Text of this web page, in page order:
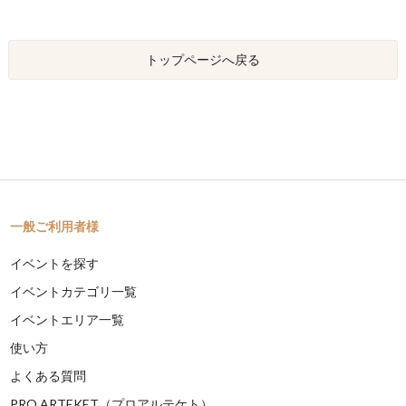
トップページへ戻る
一般ご利用者様
イベントを探す
イベントカテゴリ一覧
イベントエリア一覧
使い方
よくある質問